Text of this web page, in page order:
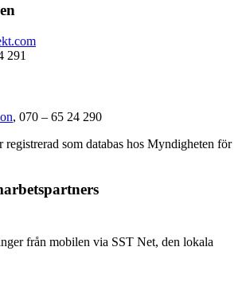
291
, 070 – 65 24 290
som databas hos Myndigheten för
från mobilen via SST Net, den lokala